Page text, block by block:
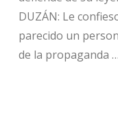
DUZÁN: Le
parecido un
de la propaganda …